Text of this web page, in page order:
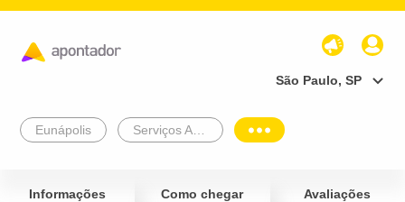
São Paulo, SP
Eunápolis
Informações Como chegar Avaliações